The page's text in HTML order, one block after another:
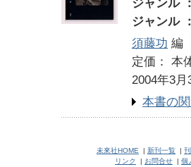
ジャンル
ジャンル
須藤功 編
定価：
2004年3月
本書の
未來社HOME | 新刊一覧 |
リンク
| お問合せ | 個